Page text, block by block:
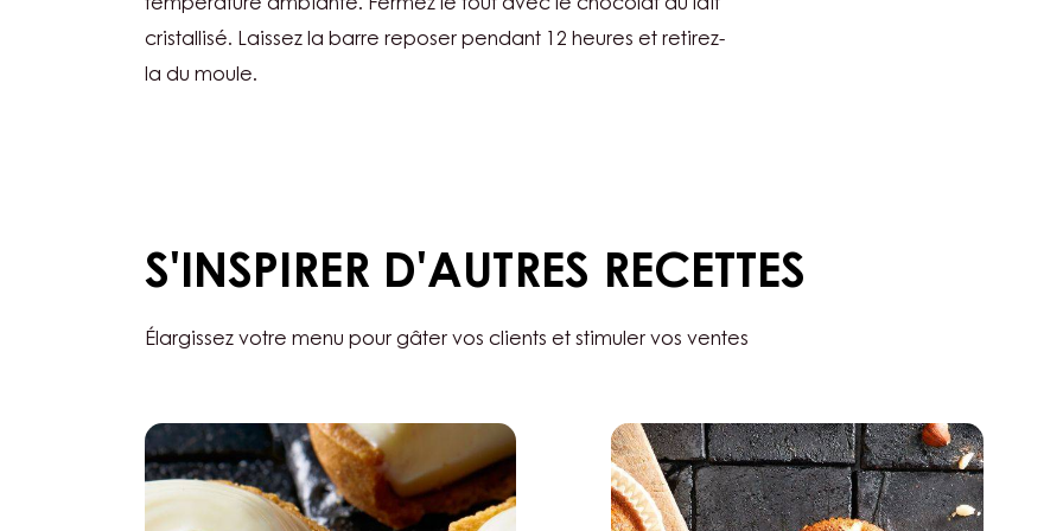
température ambiante. Fermez le tout avec le chocolat au lait
cristallisé. Laissez la barre reposer pendant 12 heures et retirez-
la du moule.
S'INSPIRER D'AUTRES RECETTES
Élargissez votre menu pour gâter vos clients et stimuler vos ventes
Mini
tarte
aux
framboises
Muffin
aux
noisettes